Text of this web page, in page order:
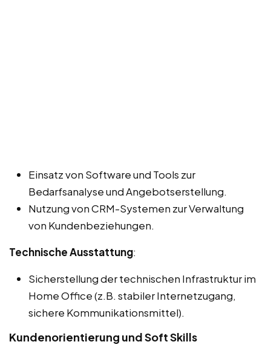
Einsatz von Software und Tools zur
Bedarfsanalyse und Angebotserstellung.
Nutzung von CRM-Systemen zur Verwaltung
von Kundenbeziehungen.
Technische Ausstattung:
Sicherstellung der technischen Infrastruktur im
Home Office (z.B. stabiler Internetzugang,
sichere Kommunikationsmittel).
Kundenorientierung und Soft Skills